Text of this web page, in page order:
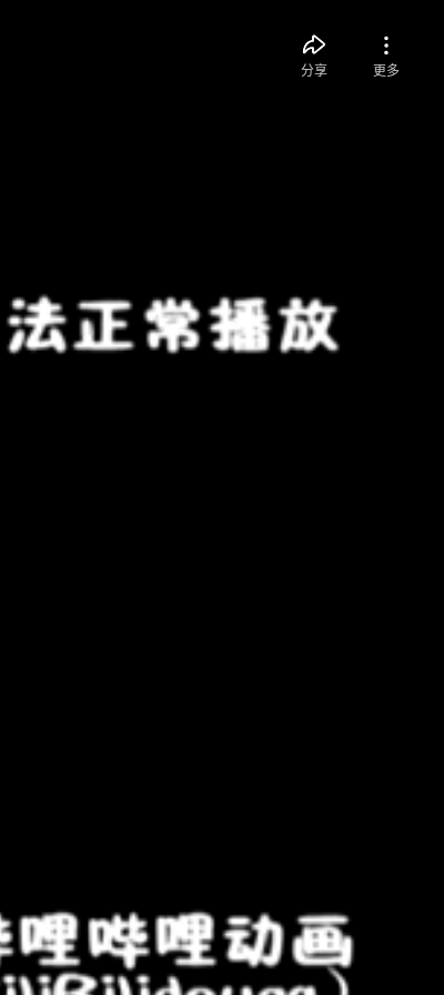
分享 更多